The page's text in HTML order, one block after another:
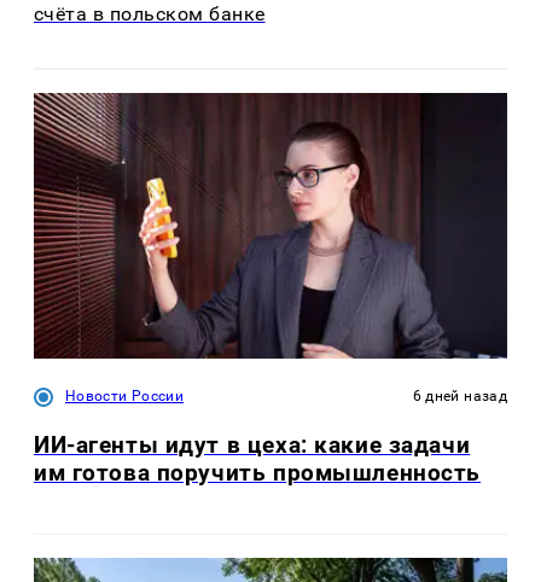
счёта в польском банке
Новости России 6 дней назад
ИИ-агенты идут в цеха: какие задачи
им готова поручить промышленность